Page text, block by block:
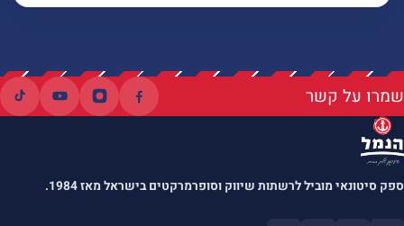
שמרו על קשר
ספק סיטונאי מוביל לרשתות שיווק וסופרמרקטים בישראל מאז 1984.